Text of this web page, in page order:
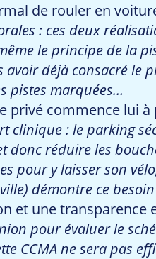
de rouler en
: ces deux
le principe de la
déjà consacré le
pistes marquées…
privé commence lui
clinique : le parking
donc réduire les
pour y laisser son
démontre ce
et une transparence
pour évaluer le
CCMA ne sera pas